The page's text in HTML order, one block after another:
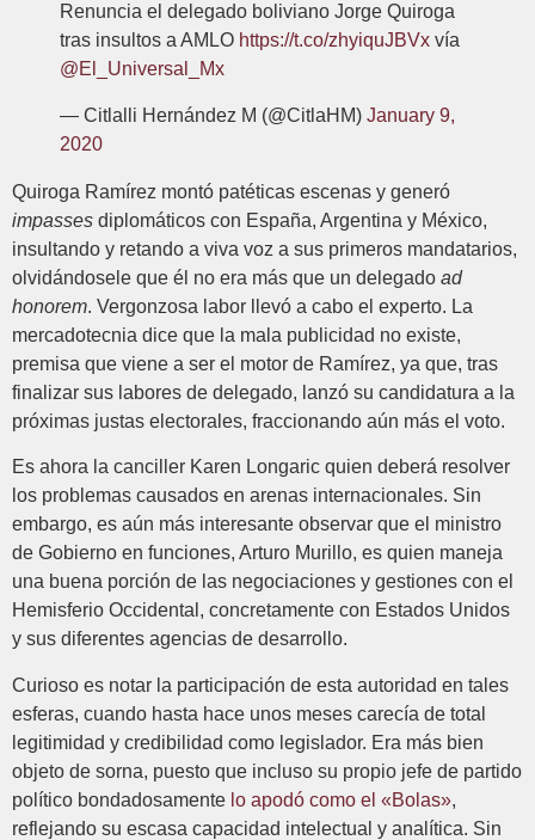
Renuncia el delegado boliviano Jorge Quiroga
tras insultos a AMLO https://t.co/zhyiquJBVx vía
@El_Universal_Mx
— Citlalli Hernández M (@CitlaHM) January 9,
2020
Quiroga Ramírez montó patéticas escenas y generó
impasses diplomáticos con España, Argentina y México,
insultando y retando a viva voz a sus primeros mandatarios,
olvidándosele que él no era más que un delegado ad
honorem. Vergonzosa labor llevó a cabo el experto. La
mercadotecnia dice que la mala publicidad no existe,
premisa que viene a ser el motor de Ramírez, ya que, tras
finalizar sus labores de delegado, lanzó su candidatura a la
próximas justas electorales, fraccionando aún más el voto.
Es ahora la canciller Karen Longaric quien deberá resolver
los problemas causados en arenas internacionales. Sin
embargo, es aún más interesante observar que el ministro
de Gobierno en funciones, Arturo Murillo, es quien maneja
una buena porción de las negociaciones y gestiones con el
Hemisferio Occidental, concretamente con Estados Unidos
y sus diferentes agencias de desarrollo.
Curioso es notar la participación de esta autoridad en tales
esferas, cuando hasta hace unos meses carecía de total
legitimidad y credibilidad como legislador. Era más bien
objeto de sorna, puesto que incluso su propio jefe de partido
político bondadosamente lo apodó como el «Bolas»,
reflejando su escasa capacidad intelectual y analítica. Sin